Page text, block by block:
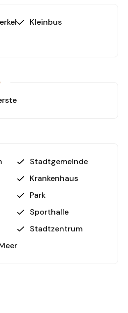
Kleinbus
Etagen)
Stadtgemeinde
Krankenhaus
Park
Sporthalle
Stadtzentrum